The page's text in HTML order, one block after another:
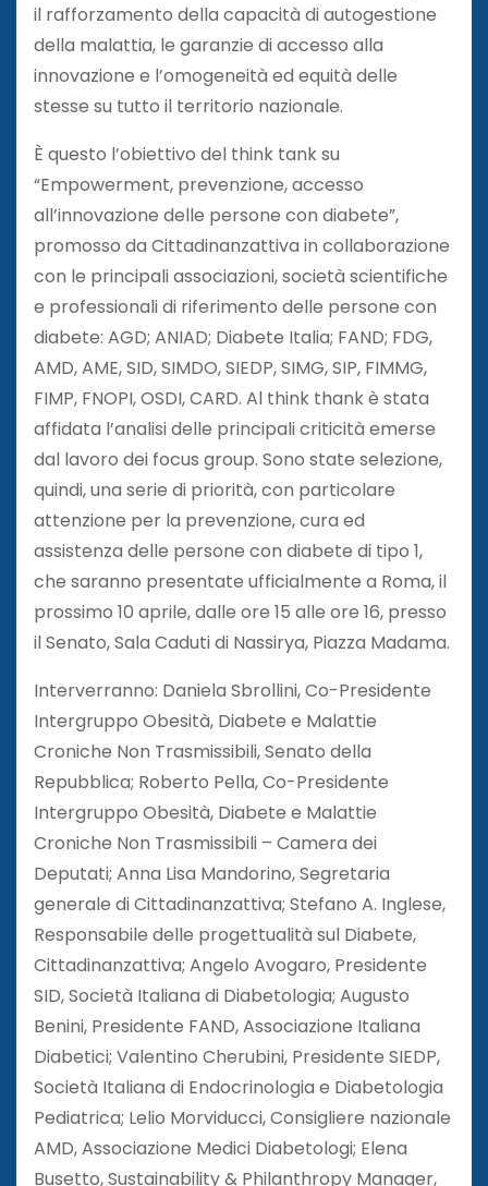
il rafforzamento della capacità di autogestione
della malattia, le garanzie di accesso alla
innovazione e l’omogeneità ed equità delle
stesse su tutto il territorio nazionale.
È questo l’obiettivo del think tank su
“Empowerment, prevenzione, accesso
all’innovazione delle persone con diabete”,
promosso da Cittadinanzattiva in collaborazione
con le principali associazioni, società scientifiche
e professionali di riferimento delle persone con
diabete: AGD; ANIAD; Diabete Italia; FAND; FDG,
AMD, AME, SID, SIMDO, SIEDP, SIMG, SIP, FIMMG,
FIMP, FNOPI, OSDI, CARD. Al think thank è stata
affidata l’analisi delle principali criticità emerse
dal lavoro dei focus group. Sono state selezione,
quindi, una serie di priorità, con particolare
attenzione per la prevenzione, cura ed
assistenza delle persone con diabete di tipo 1,
che saranno presentate ufficialmente a Roma, il
prossimo 10 aprile, dalle ore 15 alle ore 16, presso
il Senato, Sala Caduti di Nassirya, Piazza Madama.
Interverranno: Daniela Sbrollini, Co-Presidente
Intergruppo Obesità, Diabete e Malattie
Croniche Non Trasmissibili, Senato della
Repubblica; Roberto Pella, Co-Presidente
Intergruppo Obesità, Diabete e Malattie
Croniche Non Trasmissibili – Camera dei
Deputati; Anna Lisa Mandorino, Segretaria
generale di Cittadinanzattiva; Stefano A. Inglese,
Responsabile delle progettualità sul Diabete,
Cittadinanzattiva; Angelo Avogaro, Presidente
SID, Società Italiana di Diabetologia; Augusto
Benini, Presidente FAND, Associazione Italiana
Diabetici; Valentino Cherubini, Presidente SIEDP,
Società Italiana di Endocrinologia e Diabetologia
Pediatrica; Lelio Morviducci, Consigliere nazionale
AMD, Associazione Medici Diabetologi; Elena
Busetto, Sustainability & Philanthropy Manager,